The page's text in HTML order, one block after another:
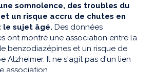
somnolence, des troubles du
un risque accru de chutes en
le sujet âgé. Des données
ont montré une association entre la
benzodiazépines et un risque de
Alzheimer. Il ne s'agit pas d'un lien
association.